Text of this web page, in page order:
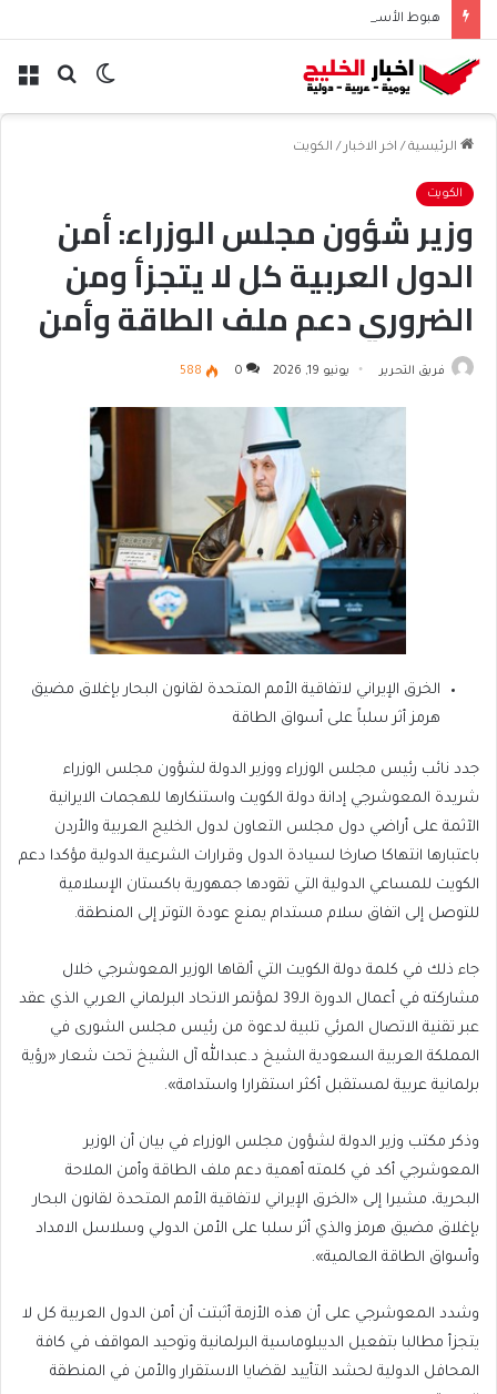
هبوط الأسهم والذهب وصعود النفط يعقّد مسار الفدرالي
بحث الوضع
الرئيسية / اخر الاخبار / الكويت
الكويت
وزير شؤون مجلس الوزراء: أمن
الدول العربية كل لا يتجزأ ومن
الضروري دعم ملف الطاقة وأمن
الملاحة
فريق التحرير يونيو 19, 2026 0
588
الخرق الإيراني لاتفاقية الأمم المتحدة لقانون البحار بإغلاق مضيق
هرمز أثر سلباً على أسواق الطاقة
جدد نائب رئيس مجلس الوزراء ووزير الدولة لشؤون مجلس الوزراء
شريدة المعوشرجي إدانة دولة الكويت واستنكارها للهجمات الايرانية
الآثمة على أراضي دول مجلس التعاون لدول الخليج العربية والأردن
باعتبارها انتهاكا صارخا لسيادة الدول وقرارات الشرعية الدولية مؤكدا دعم
الكويت للمساعي الدولية التي تقودها جمهورية باكستان الإسلامية
للتوصل إلى اتفاق سلام مستدام يمنع عودة التوتر إلى المنطقة.
جاء ذلك في كلمة دولة الكويت التي ألقاها الوزير المعوشرجي خلال
مشاركته في أعمال الدورة الـ39 لمؤتمر الاتحاد البرلماني العربي الذي عقد
عبر تقنية الاتصال المرئي تلبية لدعوة من رئيس مجلس الشورى في
المملكة العربية السعودية الشيخ د.عبدالله آل الشيخ تحت شعار «رؤية
برلمانية عربية لمستقبل أكثر استقرارا واستدامة».
وذكر مكتب وزير الدولة لشؤون مجلس الوزراء في بيان أن الوزير
المعوشرجي أكد في كلمته أهمية دعم ملف الطاقة وأمن الملاحة
البحرية، مشيرا إلى «الخرق الإيراني لاتفاقية الأمم المتحدة لقانون البحار
بإغلاق مضيق هرمز والذي أثر سلبا على الأمن الدولي وسلاسل الامداد
وأسواق الطاقة العالمية».
وشدد المعوشرجي على أن هذه الأزمة أثبتت أن أمن الدول العربية كل لا
يتجزأ مطالبا بتفعيل الديبلوماسية البرلمانية وتوحيد المواقف في كافة
المحافل الدولية لحشد التأييد لقضايا الاستقرار والأمن في المنطقة